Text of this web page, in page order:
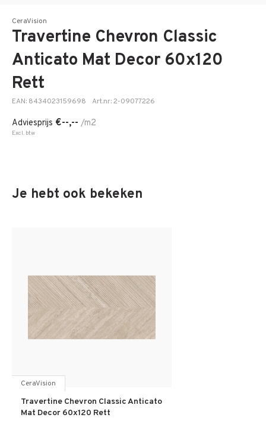
CeraVision
Travertine Chevron Classic
Anticato Mat Decor 60x120
Rett
EAN: 8434023159698 Art.nr: 2-09077226
Adviesprijs €--,-- /m2
Excl. btw
Je hebt ook bekeken
CeraVision
Travertine Chevron Classic Anticato
Mat Decor 60x120 Rett